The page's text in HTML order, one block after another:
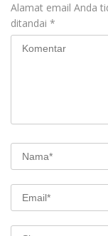
Alamat email Anda
ditandai *